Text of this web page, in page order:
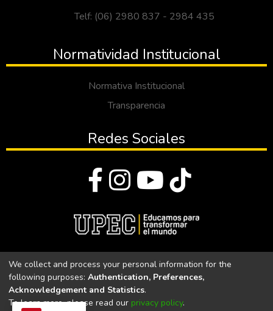
Telf: (06) 2980 837 - 2984 435
Normatividad Institucional
Normativa Institucional
Transparencia
Redes Sociales
Universidad Politécnica Estatal del Carchi
We collect and process your personal information for the
following purposes: Authentication, Preferences,
Acknowledgement and Statistics.
To learn more, please read our privacy policy.